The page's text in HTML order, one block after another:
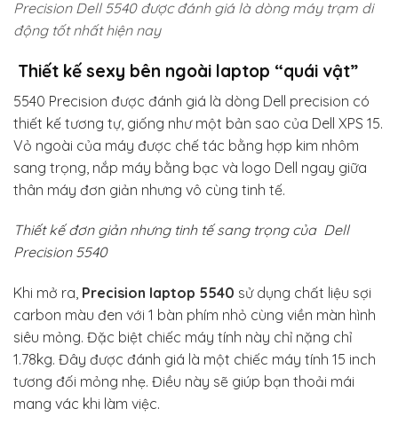
Precision Dell 5540 được đánh giá là dòng máy trạm di
động tốt nhất hiện nay
Thiết kế sexy bên ngoài laptop “quái vật”
5540 Precision được đánh giá là dòng Dell precision có
thiết kế tương tự, giống như một bản sao của Dell XPS 15.
Vỏ ngoài của máy được chế tác bằng hợp kim nhôm
sang trọng, nắp máy bằng bạc và logo Dell ngay giữa
thân máy đơn giản nhưng vô cùng tinh tế.
Thiết kế đơn giản nhưng tinh tế sang trọng của Dell
Precision 5540
Khi mở ra, Precision laptop 5540 sử dụng chất liệu sợi
carbon màu đen với 1 bàn phím nhỏ cùng viền màn hình
siêu mỏng. Đặc biệt chiếc máy tính này chỉ nặng chỉ
1.78kg. Đây được đánh giá là một chiếc máy tính 15 inch
tương đối mỏng nhẹ. Điều này sẽ giúp bạn thoải mái
mang vác khi làm việc.